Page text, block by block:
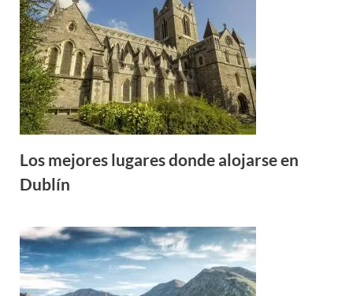
Los mejores lugares donde alojarse en
Dublín